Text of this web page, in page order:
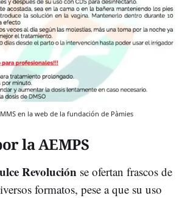
en la web de la fundación de Pàmies
la AEMPS
Revolución se ofertan frascos de
formatos, pese a que su uso